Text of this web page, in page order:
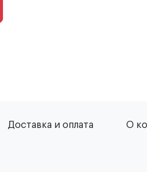
Доставка и оплата О